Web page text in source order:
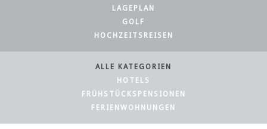
LAGEPLAN
GOLF
HOCHZEITSREISEN
ALLE KATEGORIEN
HOTELS
FRÜHSTÜCKSPENSIONEN
FERIENWOHNUNGEN